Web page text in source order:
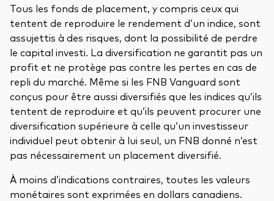
Tous les fonds de placement, y compris ceux qui
tentent de reproduire le rendement d’un indice, sont
assujettis à des risques, dont la possibilité de perdre
le capital investi. La diversification ne garantit pas un
profit et ne protège pas contre les pertes en cas de
repli du marché. Même si les FNB Vanguard sont
conçus pour être aussi diversifiés que les indices qu’ils
tentent de reproduire et qu’ils peuvent procurer une
diversification supérieure à celle qu’un investisseur
individuel peut obtenir à lui seul, un FNB donné n’est
pas nécessairement un placement diversifié.
À moins d’indications contraires, toutes les valeurs
monétaires sont exprimées en dollars canadiens.